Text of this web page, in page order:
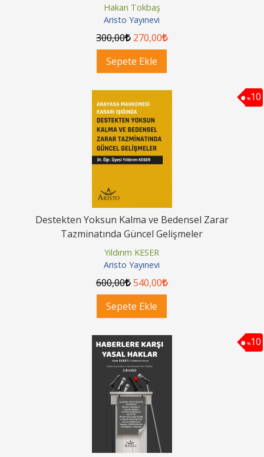
Hakan Tokbaş
Aristo Yayınevi
300,00 270,00
Sepete Ekle
%10
Destekten Yoksun Kalma ve Bedensel Zarar
Tazminatında Güncel Gelişmeler
Yıldırım KESER
Aristo Yayınevi
600,00 540,00
Sepete Ekle
%10